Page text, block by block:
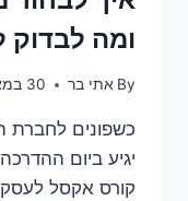
ומה לבדוק
By אתי בר 30 במאי 2026
כשפונים לחברת
יגיע ביום
קורס אקסל